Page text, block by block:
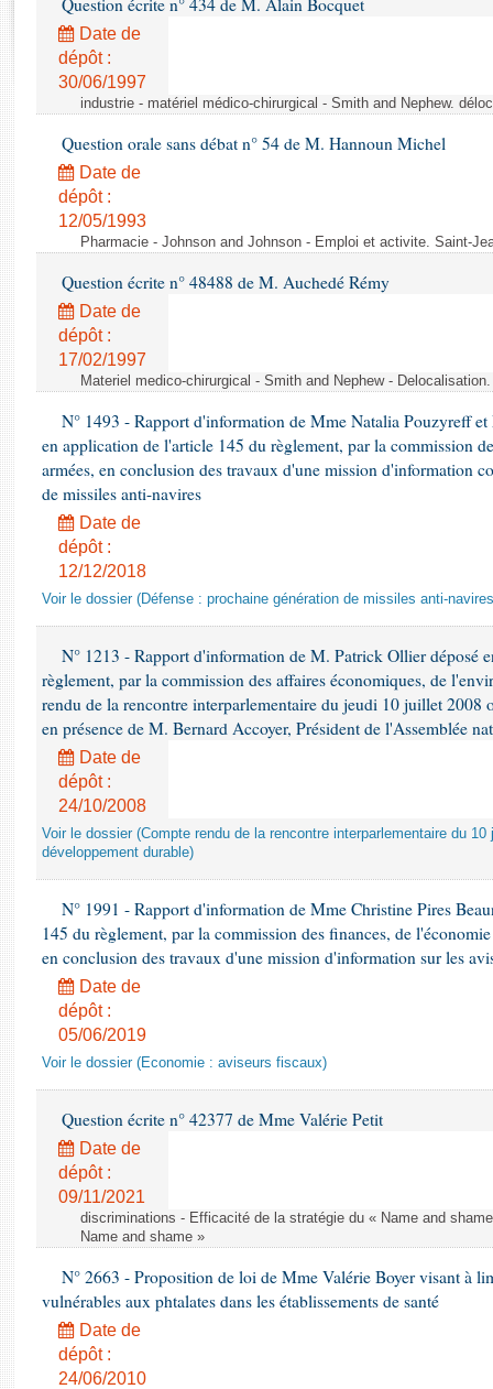
Rapports d'enquête
Rapports législatifs
Rapports sur l'application des lois
Baromètre de l’application des lois
Dossiers législatifs
Budget et sécurité sociale
Questions écrites et orales
Comptes rendus des débats
Question écrite n° 434 de M. Alain Bocquet
Date de
dépôt :
30/06/1997
industrie - matériel médico-chirurgical - Smith and Nephew.
Question orale sans débat n° 54 de M. Hannoun Michel
Date de
dépôt :
12/05/1993
Pharmacie - Johnson and Johnson - Emploi et activite. Saint-
Question écrite n° 48488 de M. Auchedé Rémy
Date de
dépôt :
17/02/1997
Materiel medico-chirurgical - Smith and Nephew -
N° 1493 - Rapport d'information de Mme Natalia Pouzyreff
en application de l'article 145 du règlement, par la commission
armées, en conclusion des travaux d'une mission d'information
de missiles anti-navires
Date de
dépôt :
12/12/2018
Voir le dossier (Défense : prochaine génération de missiles anti-
N° 1213 - Rapport d'information de M. Patrick Ollier déposé
règlement, par la commission des affaires économiques, de
rendu de la rencontre interparlementaire du jeudi 10 juillet 2008
en présence de M. Bernard Accoyer, Président de l'Assemblée
Date de
dépôt :
24/10/2008
Voir le dossier (Compte rendu de la rencontre interparlementaire du
développement durable)
N° 1991 - Rapport d'information de Mme Christine Pires
145 du règlement, par la commission des finances, de
en conclusion des travaux d'une mission d'information sur les
Date de
dépôt :
05/06/2019
Voir le dossier (Economie : aviseurs fiscaux)
Question écrite n° 42377 de Mme Valérie Petit
Date de
dépôt :
09/11/2021
discriminations - Efficacité de la stratégie du « Name and
Name and shame »
N° 2663 - Proposition de loi de Mme Valérie Boyer visant à
vulnérables aux phtalates dans les établissements de santé
Date de
dépôt :
24/06/2010